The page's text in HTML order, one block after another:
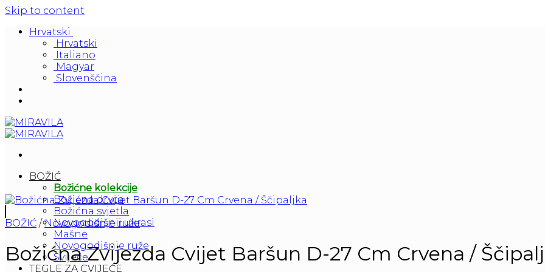
Skip to content
Hrvatski
Hrvatski
Italiano
Magyar
Slovenščina
BOŽIĆ
Božićne kolekcije
Božićna drvca
Božićna svjetla
Novogodišnji ukrasi
Mašne
Novogodišnje ruže
Svijeće
TEGLE ZA CVIJEĆE
BOŽIĆ / Novogodišnje ruže
Božićna Zvijezda Cvijet Baršun D-27 Cm Crvena /